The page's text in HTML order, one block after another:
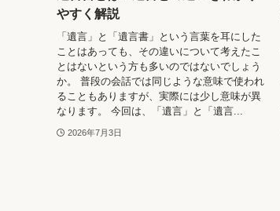
やすく解説
「遺言」と「遺言書」という言葉を耳にした
ことはあっても、その違いについて考えたこ
とはないという方も多いのではないでしょう
か。 普段の会話では同じような意味で使われ
ることもありますが、実際には少し意味が異
なります。 今回は、「遺言」と「遺言...
2026年7月3日